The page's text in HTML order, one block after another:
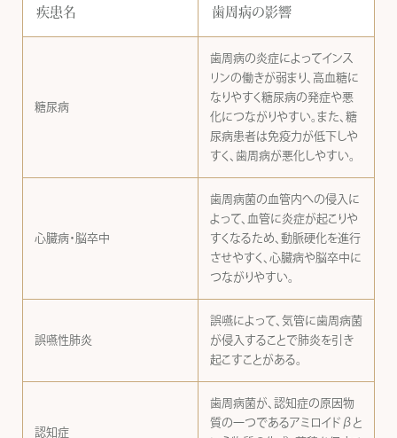
疾患名 歯周病の影響
糖尿病
歯周病の炎症によってインス
リンの働きが弱まり、高血糖に
なりやすく糖尿病の発症や悪
化につながりやすい。また、糖
尿病患者は免疫力が低下しや
すく、歯周病が悪化しやすい。
心臓病・脳卒中
歯周病菌の血管内への侵入に
よって、血管に炎症が起こりや
すくなるため、動脈硬化を進行
させやすく、心臓病や脳卒中に
つながりやすい。
誤嚥性肺炎
誤嚥によって、気管に歯周病菌
が侵入することで肺炎を引き
起こすことがある。
認知症
歯周病菌が、認知症の原因物
質の一つであるアミロイドβと